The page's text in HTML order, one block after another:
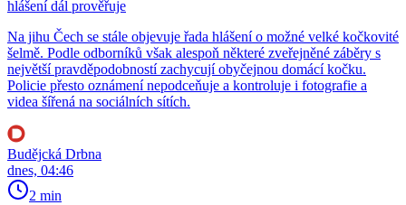
hlášení dál prověřuje
Na jihu Čech se stále objevuje řada hlášení o možné velké kočkovité
šelmě. Podle odborníků však alespoň některé zveřejněné záběry s
největší pravděpodobností zachycují obyčejnou domácí kočku.
Policie přesto oznámení nepodceňuje a kontroluje i fotografie a
videa šířená na sociálních sítích.
Budějcká Drbna
dnes, 04:46
2 min